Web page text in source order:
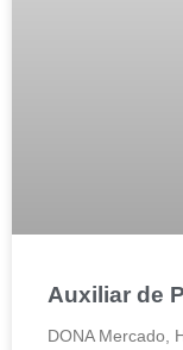
Auxiliar de
DONA Mercado,